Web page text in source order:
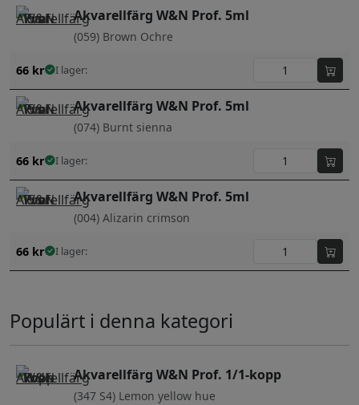
Akvarellfärg W&N Prof. 5ml
(059) Brown Ochre
66 kr I lager:
Akvarellfärg W&N Prof. 5ml
(074) Burnt sienna
66 kr I lager:
Akvarellfärg W&N Prof. 5ml
(004) Alizarin crimson
66 kr I lager:
Populärt i denna kategori
Akvarellfärg W&N Prof. 1/1-kopp
(347 S4) Lemon yellow hue